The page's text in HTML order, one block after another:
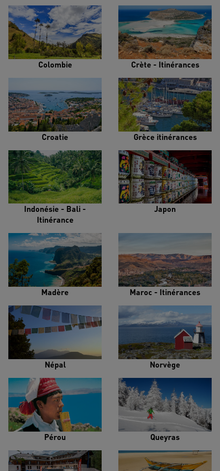
Colombie Crète - Itinérances
Croatie Grèce itinérances
Indonésie - Bali -
Itinérance
Japon
Madère Maroc - Itinérances
Népal Norvège
Pérou Queyras